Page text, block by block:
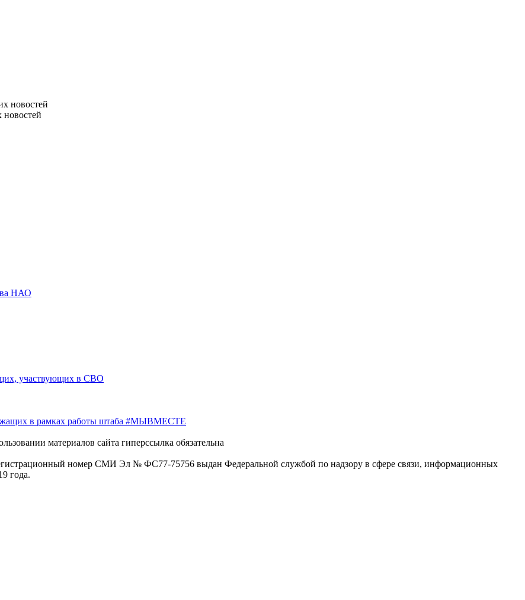
новостей
новостей
НАО
участвующих в СВО
в рамках работы штаба #МЫВМЕСТЕ
материалов сайта гиперссылка обязательна
номер СМИ Эл № ФС77-75756 выдан Федеральной службой по надзору в сфере связи, информационных
года.